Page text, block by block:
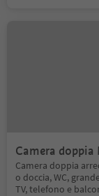
Camera doppia
Camera doppia
o doccia, WC,
TV, telefono e